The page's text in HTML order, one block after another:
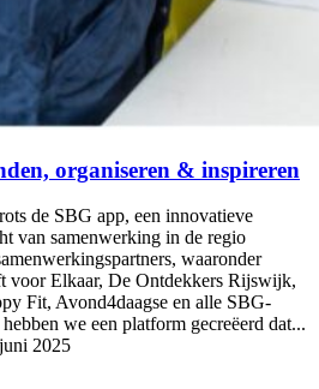
organiseren & inspireren
de SBG app, een innovatieve
van samenwerking in de regio
waaronder
voor Elkaar, De Ontdekkers Rijswijk,
Fit, Avond4daagse en alle SBG-
we een platform gecreëerd dat...
2025